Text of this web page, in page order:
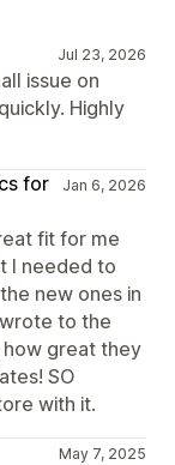
Jul 23, 2026
issue on
Highly
for
Jan 6, 2026
fit for me
I needed to
new ones in
to the
great they
SO
with it.
May 7, 2025